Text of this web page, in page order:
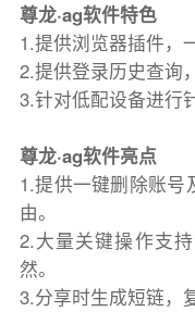
尊龙·ag软件特色
1.提供浏览器插件，
2.提供登录历史查询
3.针对低配设备进行
尊龙·ag软件亮点
1.提供一键删除账号
由。
2.大量关键操作支
然。
3.分享时生成短链，